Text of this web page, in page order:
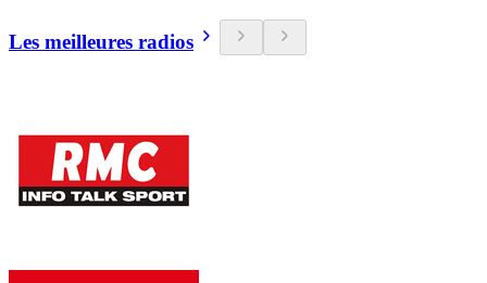
Les meilleures radios